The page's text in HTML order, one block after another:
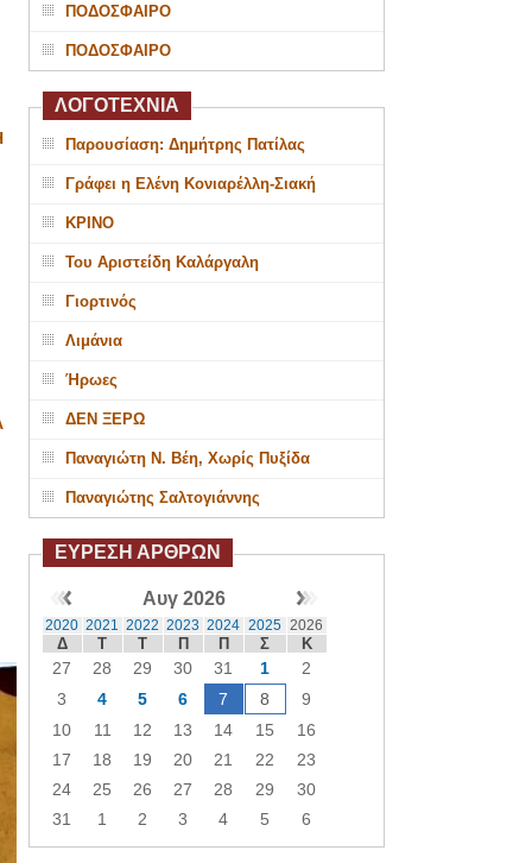
ΠΟΔΟΣΦΑΙΡΟ
ΠΟΔΟΣΦΑΙΡΟ
ΛΟΓΟΤΕΧΝΙΑ
Παρουσίαση: Δημήτρης Πατίλας
Γράφει η Ελένη Κονιαρέλλη-Σιακή
ΚΡΙΝΟ
Του Αριστείδη Καλάργαλη
Γιορτινός
Λιμάνια
Ήρωες
ΔΕΝ ΞΕΡΩ
Παναγιώτη Ν. Βέη, Χωρίς Πυξίδα
Παναγιώτης Σαλτογιάννης
ΕΥΡΕΣΗ ΑΡΘΡΩΝ
Αυγ 2026
2020 2021 2022 2023 2024 2025 2026
Δ Τ Τ Π Π Σ Κ
27 28 29 30 31 1
2
3
4 5 6 7 8
9
10
11 12 13 14 15
16
17
18 19 20 21 22
23
24
25 26 27 28 29
30
31
1 2 3 4 5 6